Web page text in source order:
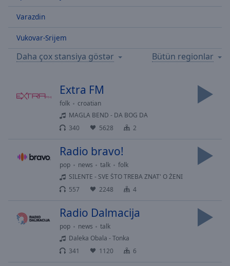
Seek to
currently
LIVE
Remaining
Time-
Playback
descriptions
selected
Varazdin
Vukovar-Srijem
Daha çox stansiya göstər Bütün regionlar
Extra FM
folk
croatian
MAGLA BEND - DA BOG DA
340
5628 2
Radio bravo!
pop news talk
folk
SILENTE - SVE ŠTO TREBA ZNAT' O ŽENI
557
2248 4
Radio Dalmacija
pop news
talk
Daleka Obala - Tonka
341
1120 6